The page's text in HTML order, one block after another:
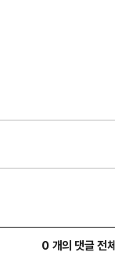
0 개의 댓글 전